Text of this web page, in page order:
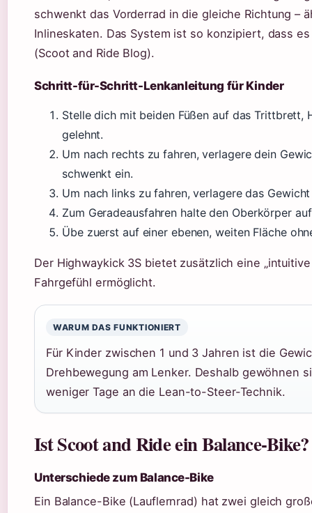
schwenkt das Vorderrad in die gleiche Richtung –
Inlineskaten. Das System ist so konzipiert, dass
(Scoot and Ride Blog).
Schritt-für-Schritt-Lenkanleitung für Kinder
Stelle dich mit beiden Füßen auf das Trittbrett,
gelehnt.
Um nach rechts zu fahren, verlagere dein
schwenkt ein.
Um nach links zu fahren, verlagere das
Zum Geradeausfahren halte den Oberkörper
Übe zuerst auf einer ebenen, weiten Fläche
Der Highwaykick 3S bietet zusätzlich eine
Fahrgefühl ermöglicht.
WARUM DAS FUNKTIONIERT
Für Kinder zwischen 1 und 3 Jahren ist die
Drehbewegung am Lenker. Deshalb gewöhnen
weniger Tage an die Lean-to-Steer-Technik.
Ist Scoot and Ride ein Balance-Bike?
Unterschiede zum Balance-Bike
Ein Balance-Bike (Lauflernrad) hat zwei gleich